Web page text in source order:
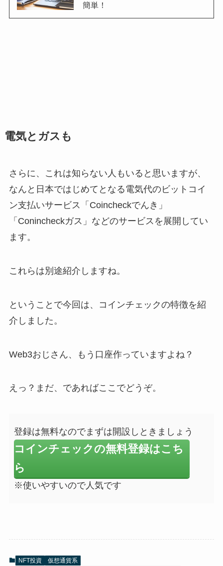
簡単！
電気とガスも
さらに、これは知らない人もいると思いますが、
なんと日本ではじめてとなる電気代のビットコイ
ン支払いサービス「 Coincheckでんき」
「 Conincheckガス」などのサービスを展開してい
ます。
これらは別途紹介しますね。
ということで今回は、コインチェックの特徴を紹
介しました。
Web3おじさん、もう口座作っていますよね？
えっ？まだ、であればここでどうぞ。
登録は無料なのでまずは開設しときましょう
コインチェックの無料登録はこち
ら
※使いやすいので人気です
NFT投資
仮想通貨系